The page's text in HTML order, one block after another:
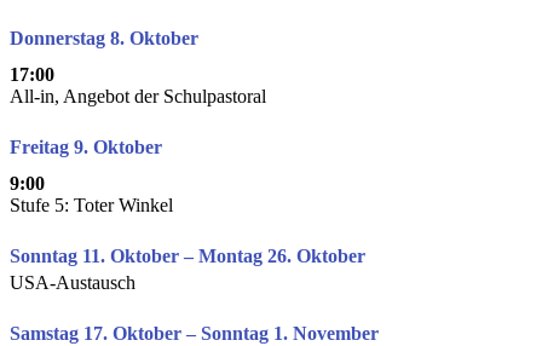
Donnerstag 8. Oktober
17:00
All-in, Angebot der Schulpastoral
Freitag 9. Oktober
9:00
Stufe 5: Toter Winkel
Sonntag 11. Oktober – Montag 26. Oktober
USA-Austausch
Samstag 17. Oktober – Sonntag 1. November